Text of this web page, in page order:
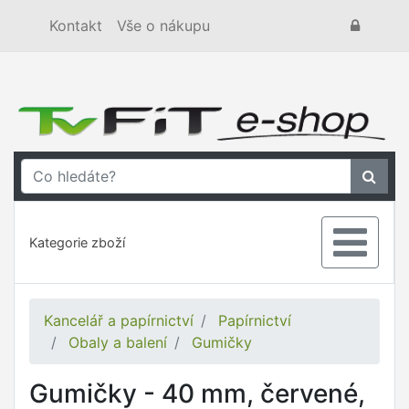
Kontakt Vše o nákupu
Kategorie zboží
Kancelář a papírnictví
Papírnictví
Obaly a balení
Gumičky
Gumičky - 40 mm, červené,